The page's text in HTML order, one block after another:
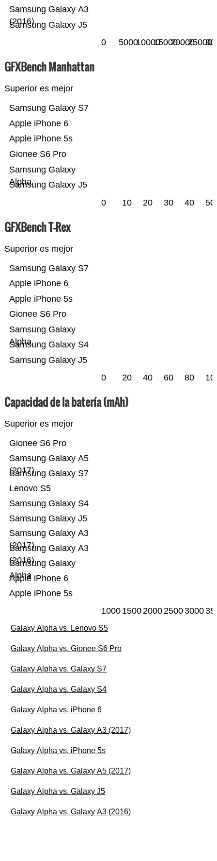
Samsung Galaxy J5
Samsung Galaxy A3
(2016)
0 500010000150002000025000
GFXBench Manhattan
Superior es mejor
Samsung Galaxy J5
Samsung Galaxy
Alpha
Gionee S6 Pro
Apple iPhone 5s
Apple iPhone 6
Samsung Galaxy S7
0 10 20 30 40 50
GFXBench T-Rex
Superior es mejor
Samsung Galaxy J5
Samsung Galaxy S4
Samsung Galaxy
Alpha
Gionee S6 Pro
Apple iPhone 5s
Apple iPhone 6
Samsung Galaxy S7
0 20 40 60 80
Capacidad de la batería (mAh)
Superior es mejor
Apple iPhone 5s
Apple iPhone 6
Samsung Galaxy
Alpha
Samsung Galaxy A3
(2016)
Samsung Galaxy A3
(2017)
Samsung Galaxy J5
Samsung Galaxy S4
Lenovo S5
Samsung Galaxy S7
Samsung Galaxy A5
(2017)
Gionee S6 Pro
1000 1500200025003000
Galaxy Alpha vs. Lenovo S5
Galaxy Alpha vs. Gionee S6 Pro
Galaxy Alpha vs. Galaxy S7
Galaxy Alpha vs. Galaxy S4
Galaxy Alpha vs. iPhone 6
Galaxy Alpha vs. Galaxy A3 (2017)
Galaxy Alpha vs. iPhone 5s
Galaxy Alpha vs. Galaxy A5 (2017)
Galaxy Alpha vs. Galaxy J5
Galaxy Alpha vs. Galaxy A3 (2016)